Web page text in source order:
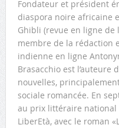
Fondateur et président
diaspora noire africaine
Ghibli (revue en ligne
membre de la rédaction
indienne en ligne
Brasacchio est l’auteure
nouvelles,
sociale romancée. En
au prix littéraire national
LiberEtà, avec le roman